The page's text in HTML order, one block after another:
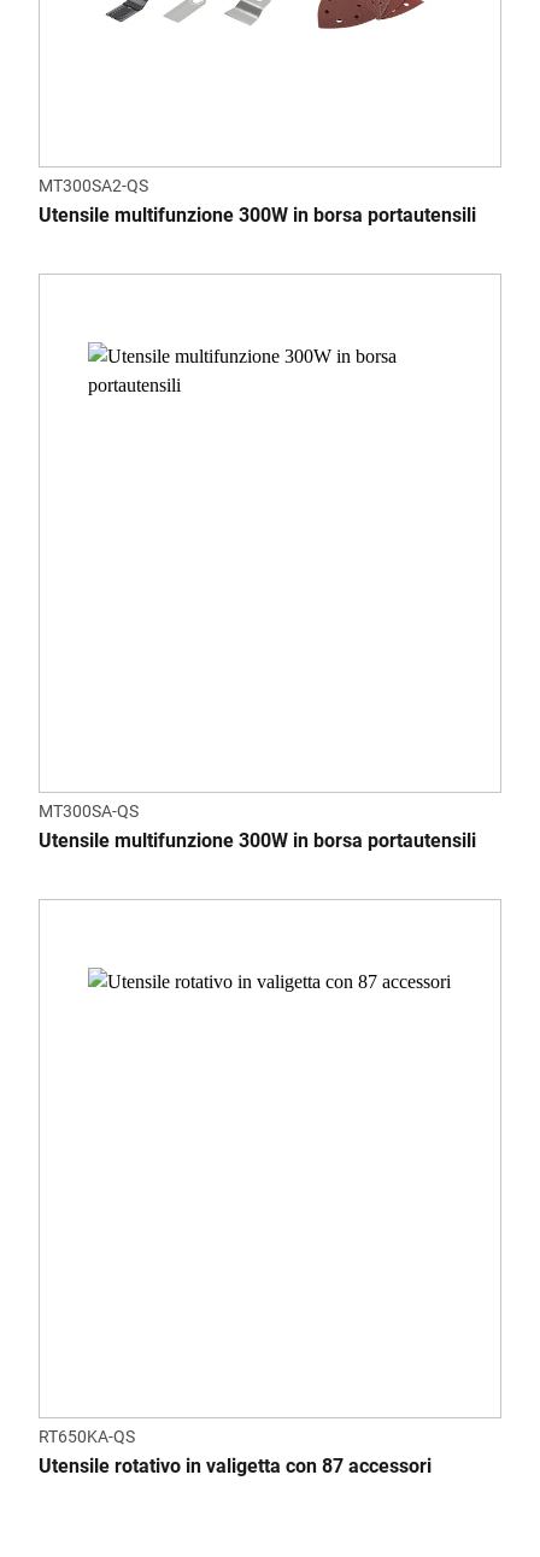
MT300SA2-QS
Utensile multifunzione 300W in borsa portautensili
MT300SA-QS
Utensile multifunzione 300W in borsa portautensili
RT650KA-QS
Utensile rotativo in valigetta con 87 accessori